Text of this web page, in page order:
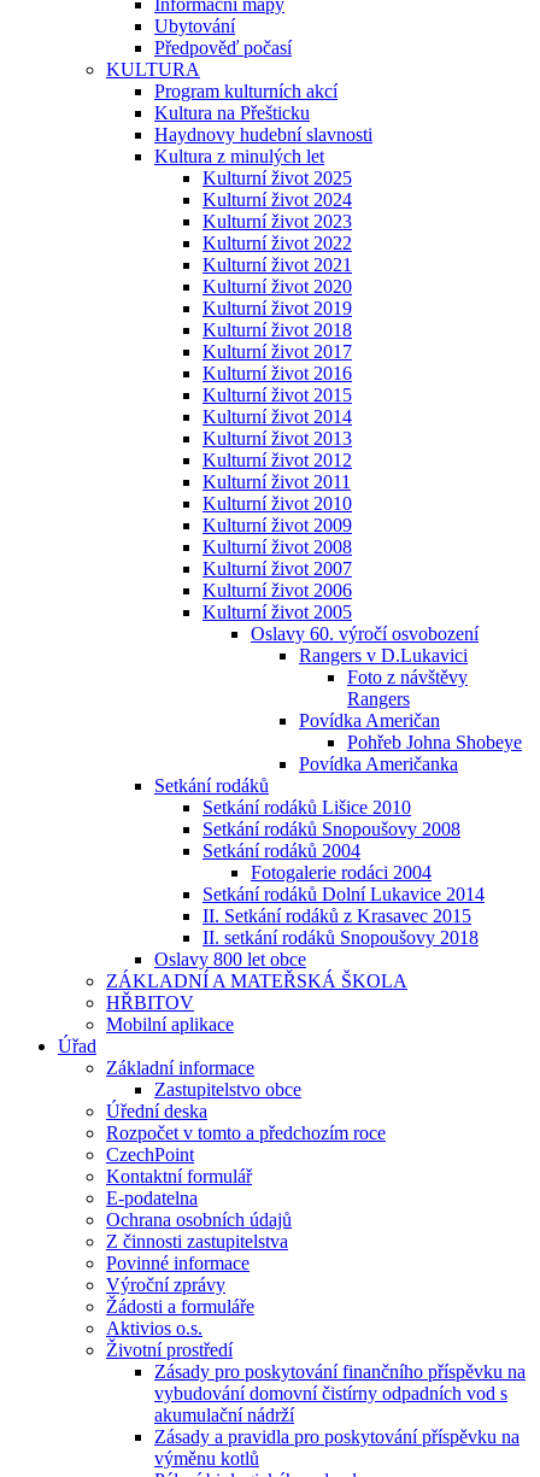
Informační mapy
Ubytování
Předpověď počasí
KULTURA
Program kulturních akcí
Kultura na Přešticku
Haydnovy hudební slavnosti
Kultura z minulých let
Kulturní život 2025
Kulturní život 2024
Kulturní život 2023
Kulturní život 2022
Kulturní život 2021
Kulturní život 2020
Kulturní život 2019
Kulturní život 2018
Kulturní život 2017
Kulturní život 2016
Kulturní život 2015
Kulturní život 2014
Kulturní život 2013
Kulturní život 2012
Kulturní život 2011
Kulturní život 2010
Kulturní život 2009
Kulturní život 2008
Kulturní život 2007
Kulturní život 2006
Kulturní život 2005
Oslavy 60. výročí osvobození
Rangers v D.Lukavici
Foto z návštěvy
Rangers
Povídka Američan
Pohřeb Johna Shobeye
Povídka Američanka
Setkání rodáků
Setkání rodáků Lišice 2010
Setkání rodáků Snopoušovy 2008
Setkání rodáků 2004
Fotogalerie rodáci 2004
Setkání rodáků Dolní Lukavice 2014
II. Setkání rodáků z Krasavec 2015
II. setkání rodáků Snopoušovy 2018
Oslavy 800 let obce
ZÁKLADNÍ A MATEŘSKÁ ŠKOLA
HŘBITOV
Mobilní aplikace
Úřad
Základní informace
Zastupitelstvo obce
Úřední deska
Rozpočet v tomto a předchozím roce
CzechPoint
Kontaktní formulář
E-podatelna
Ochrana osobních údajů
Z činnosti zastupitelstva
Povinné informace
Výroční zprávy
Žádosti a formuláře
Aktivios o.s.
Životní prostředí
Zásady pro poskytování finančního příspěvku na
vybudování domovní čistírny odpadních vod s
akumulační nádrží
Zásady a pravidla pro poskytování příspěvku na
výměnu kotlů